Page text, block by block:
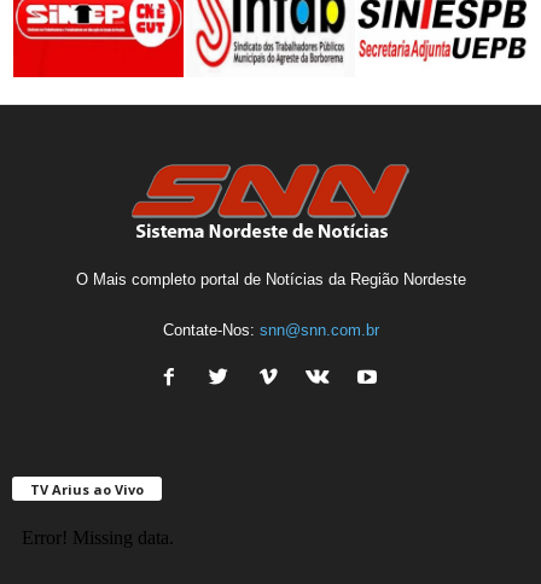
O Mais completo portal de Notícias da Região Nordeste
Contate-Nos: snn@snn.com.br
TV Arius ao Vivo